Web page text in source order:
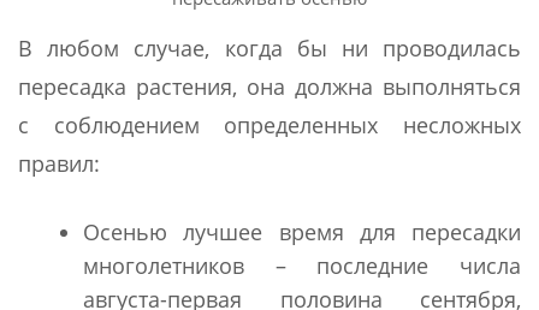
В любом случае, когда бы ни проводилась
пересадка растения, она должна выполняться
с соблюдением определенных несложных
правил:
Осенью лучшее время для пересадки
многолетников – последние числа
августа-первая половина сентября,